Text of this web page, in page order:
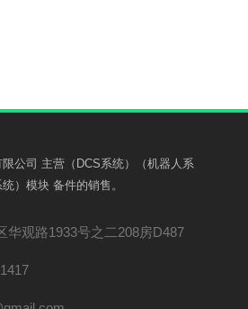
公司 主营（DCS系统）（机器人系
）模块 备件的销售。
华观路1933号之二208房D487